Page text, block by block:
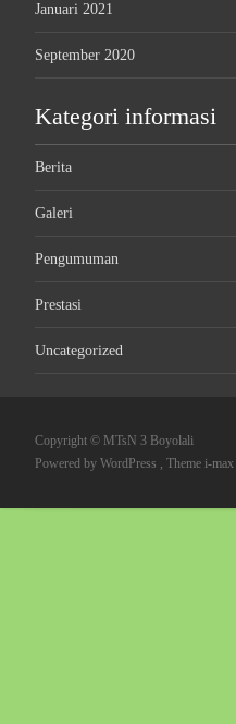
Januari 2021
September 2020
Kategori informasi
Berita
Galeri
Pengumuman
Prestasi
Uncategorized
Copyright © MTsN 3 Boyolali
Powered by WordPress , Theme i-max